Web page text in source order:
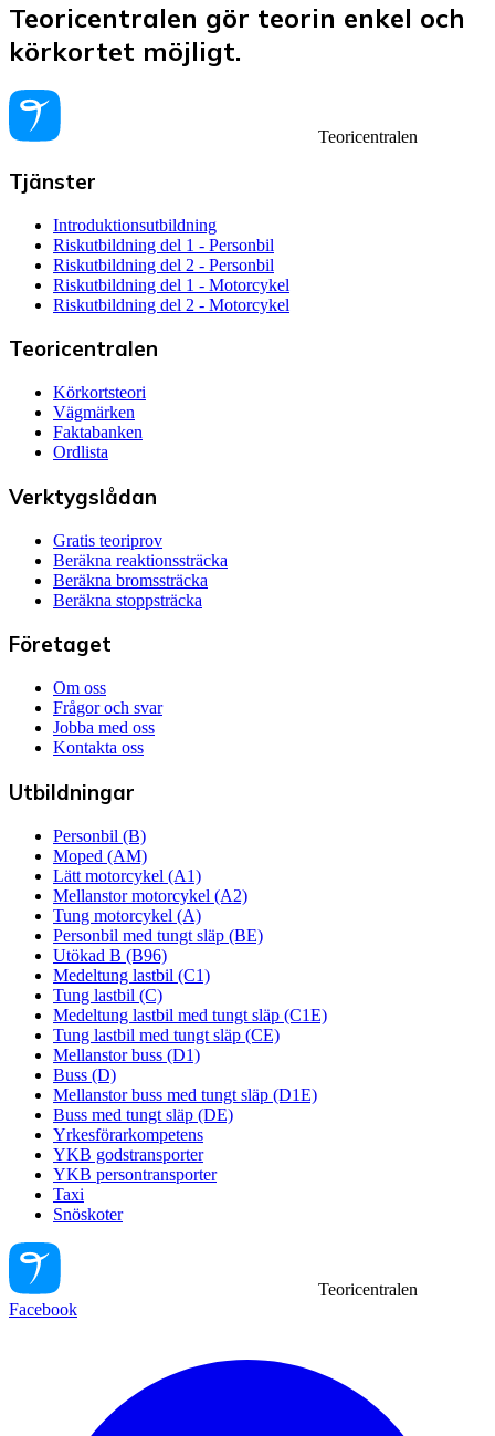
Teoricentralen gör teorin enkel och
körkortet möjligt.
Teoricentralen
Tjänster
Introduktionsutbildning
Riskutbildning del 1 - Personbil
Riskutbildning del 2 - Personbil
Riskutbildning del 1 - Motorcykel
Riskutbildning del 2 - Motorcykel
Teoricentralen
Körkortsteori
Vägmärken
Faktabanken
Ordlista
Verktygslådan
Gratis teoriprov
Beräkna reaktionssträcka
Beräkna bromssträcka
Beräkna stoppsträcka
Företaget
Om oss
Frågor och svar
Jobba med oss
Kontakta oss
Utbildningar
Personbil (B)
Moped (AM)
Lätt motorcykel (A1)
Mellanstor motorcykel (A2)
Tung motorcykel (A)
Personbil med tungt släp (BE)
Utökad B (B96)
Medeltung lastbil (C1)
Tung lastbil (C)
Medeltung lastbil med tungt släp (C1E)
Tung lastbil med tungt släp (CE)
Mellanstor buss (D1)
Buss (D)
Mellanstor buss med tungt släp (D1E)
Buss med tungt släp (DE)
Yrkesförarkompetens
YKB godstransporter
YKB persontransporter
Taxi
Snöskoter
Teoricentralen
Facebook